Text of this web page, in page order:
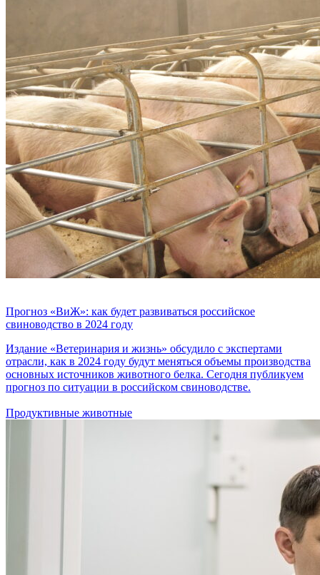
Прогноз «ВиЖ»: как будет развиваться российское
свиноводство в 2024 году
Издание «Ветеринария и жизнь» обсудило с экспертами
отрасли, как в 2024 году будут меняться объемы производства
основных источников животного белка. Сегодня публикуем
прогноз по ситуации в российском свиноводстве.
Продуктивные животные